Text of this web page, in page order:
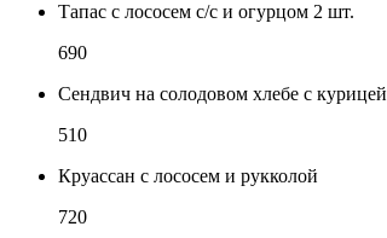
Тапас с лососем с/с и огурцом 2 шт.
690
Сендвич на солодовом хлебе с курицей
510
Круассан с лососем и рукколой
720